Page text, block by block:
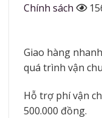
Chính sách
Giao hàng
quá trình vận
Hỗ trợ phí vận
500.000 đồng.